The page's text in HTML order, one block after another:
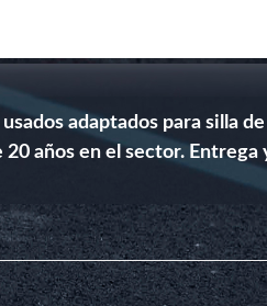
adaptados para silla
20 años en el sector.